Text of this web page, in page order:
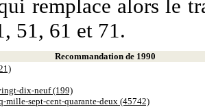
remplace alors le
51, 61 et 71.
Recommandation de 1990
dix-neuf (199)
mille-sept-cent-quarante-deux (45742)